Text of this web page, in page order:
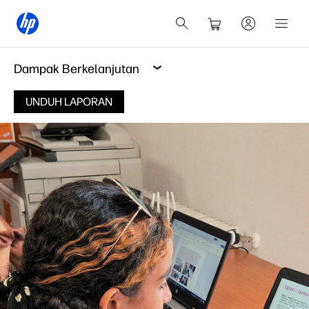
Dampak Berkelanjutan
UNDUH LAPORAN